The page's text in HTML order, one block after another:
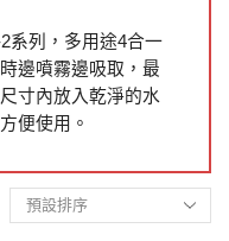
系列，多用途4合一
邊噴霧邊吸取，最
寸內放入乾淨的水
便使用。